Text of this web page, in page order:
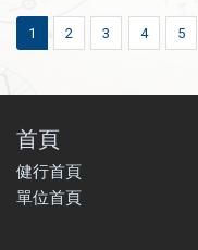
1 2 3 4 5
首頁
健行首頁
單位首頁